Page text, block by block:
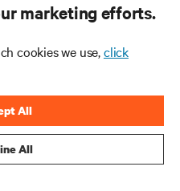
marketing efforts.
cookies we use,click
All
All